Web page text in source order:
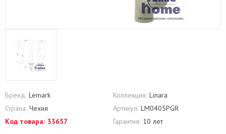
Бренд: Lemark Коллекция: Linara
Страна: Чехия Артикул: LM0405PGR
Код товара: 33657 Гарантия: 10 лет